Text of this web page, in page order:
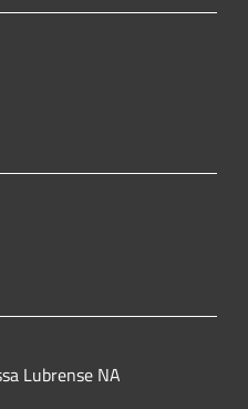
Lubrense NA